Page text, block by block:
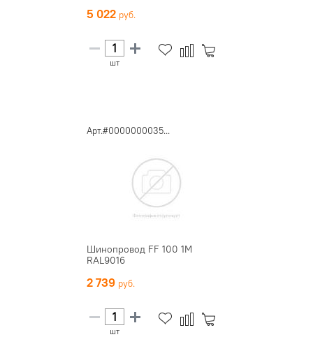
5 022
шт
Арт.#0000000035...
Шинопровод FF 100 1M
RAL9016
2 739
шт